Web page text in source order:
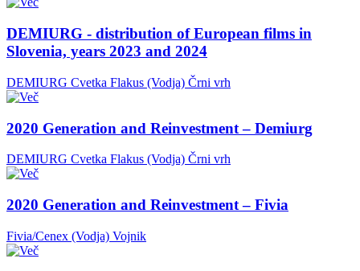
DEMIURG - distribution of European films in
Slovenia, years 2023 and 2024
DEMIURG Cvetka Flakus (Vodja) Črni vrh
2020 Generation and Reinvestment – Demiurg
DEMIURG Cvetka Flakus (Vodja) Črni vrh
2020 Generation and Reinvestment – Fivia
Fivia/Cenex (Vodja) Vojnik